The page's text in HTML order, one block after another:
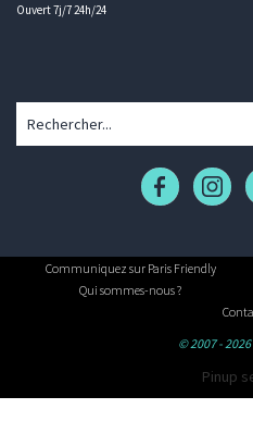
Ouvert 7j/7 24h/24
Communiquez sur Paris Friendly
Qui sommes-nous ?
© 2007 -
Pinup